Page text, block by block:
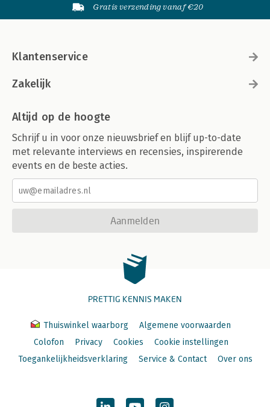
Gratis verzending vanaf €20
Klantenservice
Zakelijk
Altijd op de hoogte
Schrijf u in voor onze nieuwsbrief en blijf up-to-date
met relevante interviews en recensies, inspirerende
events en de beste acties.
Aanmelden
PRETTIG KENNIS MAKEN
Thuiswinkel waarborg
Algemene voorwaarden
Colofon
Privacy Cookies
Cookie instellingen
Toegankelijkheidsverklaring
Service & Contact Over ons